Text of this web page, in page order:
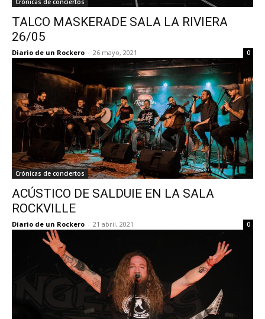
Crónicas de conciertos
TALCO MASKERADE SALA LA RIVIERA
26/05
Diario de un Rockero - 26 mayo, 2021 0
Crónicas de conciertos
ACÚSTICO DE SALDUIE EN LA SALA
ROCKVILLE
Diario de un Rockero - 21 abril, 2021 0